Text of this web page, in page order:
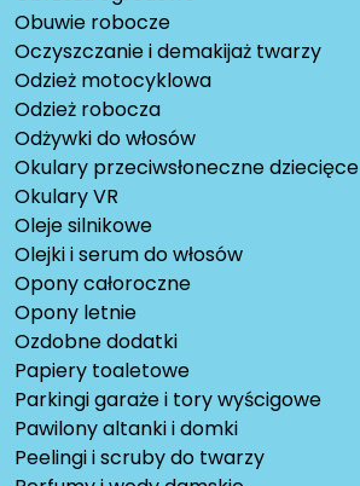
Obuwie robocze
Oczyszczanie i demakijaż twarzy
Odzież motocyklowa
Odzież robocza
Odżywki do włosów
Okulary przeciwsłoneczne dziecięce
Okulary VR
Oleje silnikowe
Olejki i serum do włosów
Opony całoroczne
Opony letnie
Ozdobne dodatki
Papiery toaletowe
Parkingi garaże i tory wyścigowe
Pawilony altanki i domki
Peelingi i scruby do twarzy